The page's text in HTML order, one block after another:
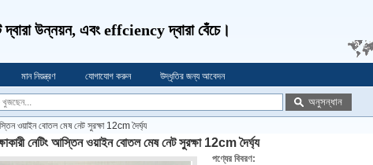
দ্বারা উন্নয়ন, এবং effciency দ্বারা বেঁচে।
মান নিয়ন্ত্রণ যোগাযোগ করুন উদ্ধৃতির জন্য আবেদন
অনুসন্ধান
ওয়াইন বোতল মেষ নেট সুরক্ষা 12cm দৈর্ঘ্য
নেটিং আস্তিন ওয়াইন বোতল মেষ নেট সুরক্ষা 12cm দৈর্ঘ্য
পণ্যের বিবরণ: